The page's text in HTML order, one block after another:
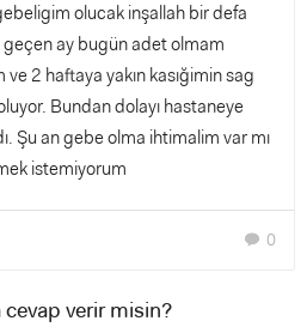
olucak inşallah bir defa
ay bugün adet olmam
2 haftaya yakın kasığimin sag
Bundan dolayı hastaneye
Şu an gebe olma ihtimalim var mı
istemiyorum
chat 0
verir misin?